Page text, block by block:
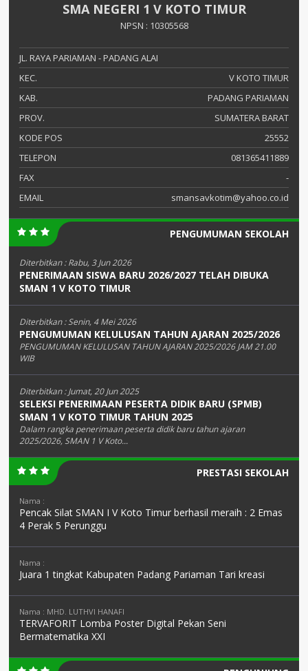
SMA NEGERI 1 V KOTO TIMUR
NPSN : 10305568
JL. RAYA PARIAMAN - PADANG ALAI
KEC.
V KOTO TIMUR
KAB.
PADANG PARIAMAN
PROV.
SUMATERA BARAT
KODE POS
25552
TELEPON
081365411889
FAX
-
EMAIL
smansavkotim@yahoo.co.id
PENGUMUMAN SEKOLAH
Diterbitkan :Rabu, 3 Jun 2026
PENERIMAAN SISWA BARU 2026/2027 TELAH DIBUKA
SMAN 1 V KOTO TIMUR
Diterbitkan :Senin, 4 Mei 2026
PENGUMUMAN KELULUSAN TAHUN AJARAN 2025/2026
PENGUMUMAN KELULUSAN TAHUN AJARAN 2025/2026 JAM 21.00
WIB
Diterbitkan :Jumat, 20 Jun 2025
SELEKSI PENERIMAAN PESERTA DIDIK BARU (SPMB)
SMAN 1 V KOTO TIMUR TAHUN 2025
Dalam rangka penerimaan peserta didik baru tahun ajaran
2025/2026, SMAN 1 V Koto...
PRESTASI SEKOLAH
Nama :
Pencak Silat SMAN I V Koto Timur berhasil meraih : 2 Emas
4 Perak 5 Perunggu
Nama :
Juara 1 tingkat Kabupaten Padang Pariaman Tari kreasi
Nama : MHD. LUTHVI HANAFI
TERVAFORIT Lomba Poster Digital Pekan Seni
Bermatematika XXI